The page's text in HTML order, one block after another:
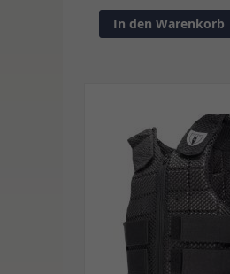
In den Warenkorb